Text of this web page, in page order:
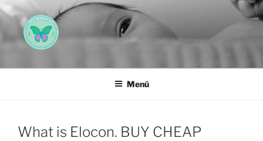
Saltar
al
contenido
AEMAREH
Menú
What is Elocon. BUY CHEAP